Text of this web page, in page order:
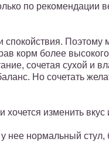
по рекомендации
спокойствия. Поэтому
корм более
сочетая сухой и
Но сочетать
изменить вкус
нее нормальный